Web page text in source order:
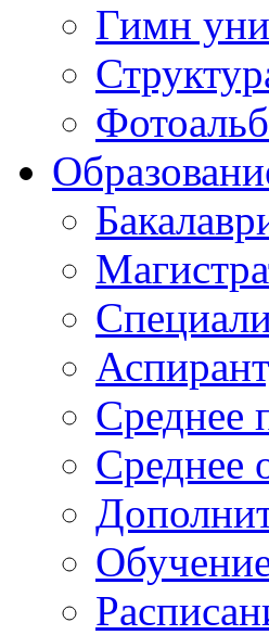
Гимн
Среднее
Среднее